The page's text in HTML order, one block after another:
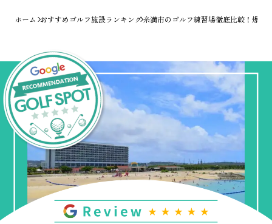
ホーム おすすめゴルフ施設ランキング糸満市のゴルフ練習場徹底比較！爆速